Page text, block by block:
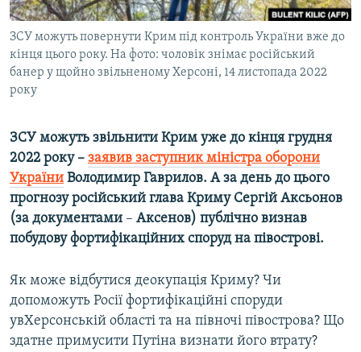
ІНФОГРАФІКА
ДОЛУЧАЙСЯ!
Усі сайти RFE/RL
ЗСУ можуть повернути Крим під контроль України вже до
кінця цього року. На фото: чоловік знімає російський
банер у щойно звільненому Херсоні, 14 листопада 2022
року
ЗСУ можуть звільнити Крим уже до кінця грудня
2022 року – заявив заступник міністра оборони
України Володимир Гаврилов. А за день до цього
прогнозу російський глава Криму Сергій Аксьонов
(за документами – Аксенов) публічно визнав
побудову фортифікаційних споруд на півострові.
Як може відбутися деокупація Криму? Чи
допоможуть Росії фортифікаційні споруди
увХерсонській області та на півночі півострова? Що
здатне примусити Путіна визнати його втрату?